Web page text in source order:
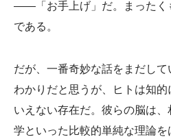
――「お手上げ」だ。まったく
である。
だが、一番奇妙な話をまだし
わかりだと思うが、ヒトは知
いえない存在だ。彼らの脳は
学といった比較的単純な理論